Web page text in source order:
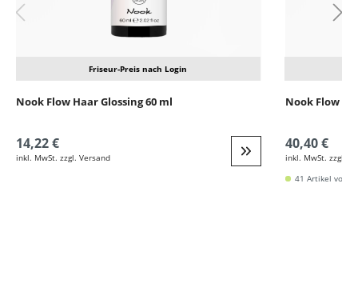
Friseur-Preis nach Login
Nook Flow Haar Glossing 60 ml
14,22 €
inkl. MwSt. zzgl. Versand Weiter zur Detail
Nook Flow
40,40 €
inkl. MwSt. zzgl.
41 Artikel